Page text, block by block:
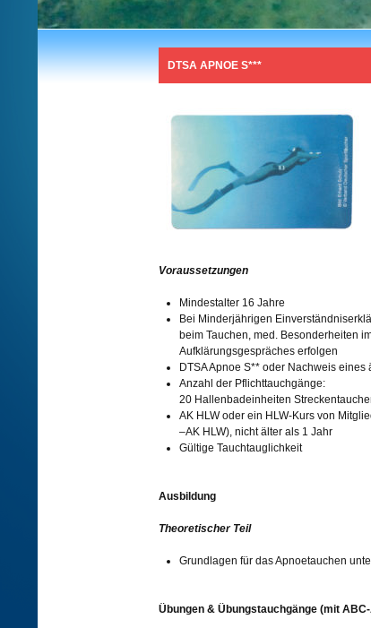
DTSA APNOE S***
Voraussetzungen
Mindestalter 16 Jahre
Bei Minderjährigen
beim Tauchen, med. Besonderheiten
Aufklärungsgespräches erfolgen
DTSA Apnoe S** oder Nachweis
Anzahl der Pflichttauchgänge:
20 Hallenbadeinheiten
AK HLW oder ein HLW-Kurs von
–AK HLW), nicht älter als 1 Jahr
Gültige Tauchtauglichkeit
Ausbildung
Theoretischer Teil
Grundlagen für das Apnoetauchen
Übungen & Übungstauchgänge (mit